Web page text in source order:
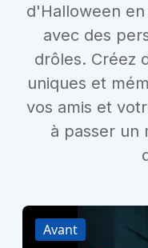
d'Halloween
avec des
drôles. Créez
uniques et
vos amis et
à passer un
Avant